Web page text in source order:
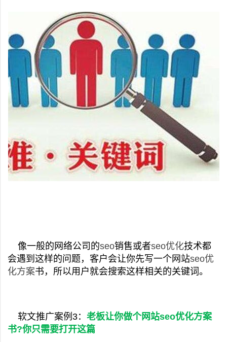
像一般的网络公司的seo销售或者seo优化技术都
会遇到这样的问题，客户会让你先写一个网站seo优
化方案书，所以用户就会搜索这样相关的关键词。
软文推广案例3： 老板让你做个网站seo优化方案
书?你只需要打开这篇